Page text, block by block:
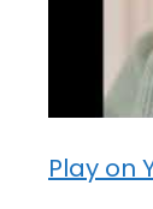
Play on